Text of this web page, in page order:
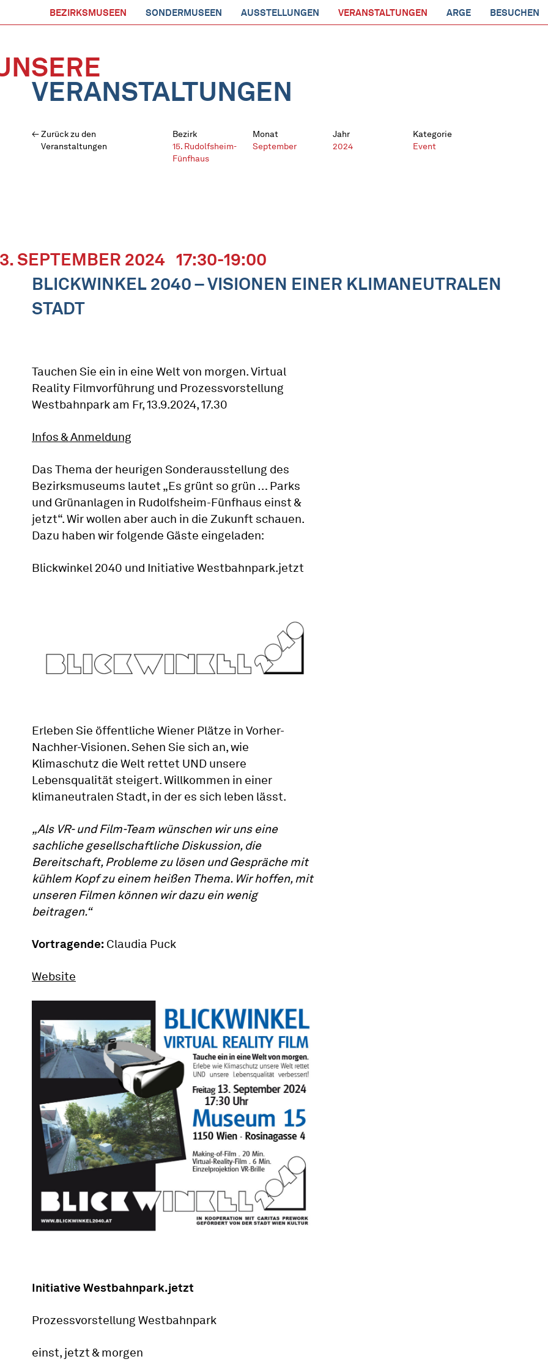
BEZIRKSMUSEEN SONDERMUSEEN AUSSTELLUNGEN VERANSTALTUNGEN ARGE BESUCHEN
VERANSTALTUNGEN
Zurück zu den
Veranstaltungen
Bezirk
15. Rudolfsheim-
Fünfhaus
Monat
September
Jahr
2024
Kategorie
Event
SEPTEMBER 2024 17:30-19:00
BLICKWINKEL 2040 – VISIONEN EINER KLIMANEUTRALEN
STADT
Tauchen Sie ein in eine Welt von morgen. Virtual
Reality Filmvorführung und Prozessvorstellung
Westbahnpark am Fr, 13.9.2024, 17.30
Infos & Anmeldung
Das Thema der heurigen Sonderausstellung des
Bezirksmuseums lautet „Es grünt so grün … Parks
und Grünanlagen in Rudolfsheim-Fünfhaus einst &
jetzt“. Wir wollen aber auch in die Zukunft schauen.
Dazu haben wir folgende Gäste eingeladen:
Blickwinkel 2040 und Initiative Westbahnpark.jetzt
Erleben Sie öffentliche Wiener Plätze in Vorher-
Nachher-Visionen. Sehen Sie sich an, wie
Klimaschutz die Welt rettet UND unsere
Lebensqualität steigert. Willkommen in einer
klimaneutralen Stadt, in der es sich leben lässt.
„Als VR- und Film-Team wünschen wir uns eine
sachliche gesellschaftliche Diskussion, die
Bereitschaft, Probleme zu lösen und Gespräche mit
kühlem Kopf zu einem heißen Thema. Wir hoffen, mit
unseren Filmen können wir dazu ein wenig
beitragen.“
Vortragende: Claudia Puck
Website
Initiative Westbahnpark.jetzt
Prozessvorstellung Westbahnpark
einst, jetzt & morgen